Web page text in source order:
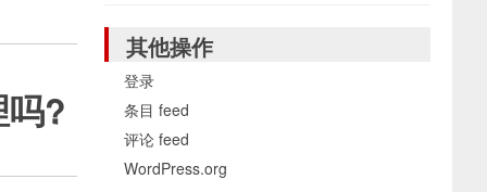
?
其他操作
登录
条目 feed
评论 feed
WordPress.org